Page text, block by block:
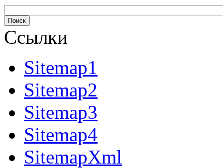
Ссылки
Sitemap1
Sitemap2
Sitemap3
Sitemap4
SitemapXml